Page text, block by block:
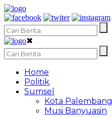
✖
Home
Politik
Sumsel
Kota Palembang
Musi Banyuasin